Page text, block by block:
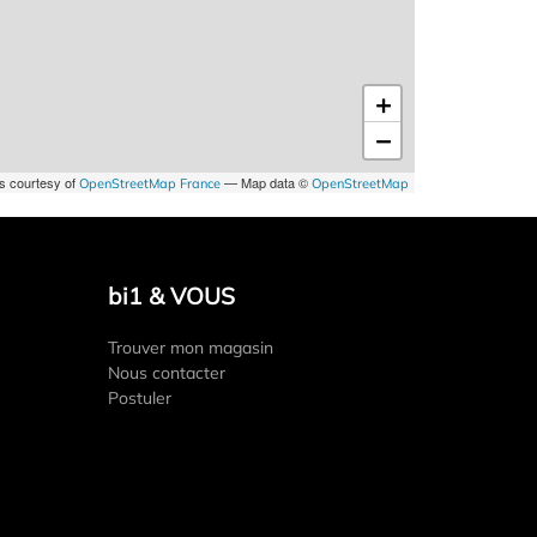
+
−
courtesy of OpenStreetMap France — Map data © OpenStreetMap
bi1 & VOUS
Trouver mon magasin
Nous contacter
Postuler